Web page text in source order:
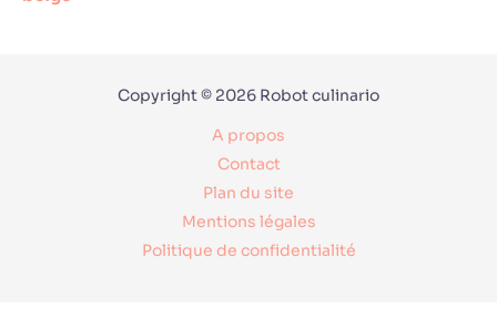
Copyright © 2026 Robot culinario
A propos
Contact
Plan du site
Mentions légales
Politique de confidentialité